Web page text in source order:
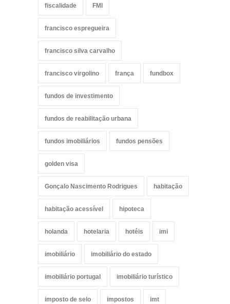
fiscalidade FMI
francisco espregueira
francisco silva carvalho
francisco virgolino frança fundbox
fundos de investimento
fundos de reabilitação urbana
fundos imobiliários fundos pensões
golden visa
Gonçalo Nascimento Rodrigues habitação
habitação acessível hipoteca
holanda hotelaria hotéis imi
imobiliário imobiliário do estado
imobiliário portugal imobiliário turístico
imposto de selo impostos imt